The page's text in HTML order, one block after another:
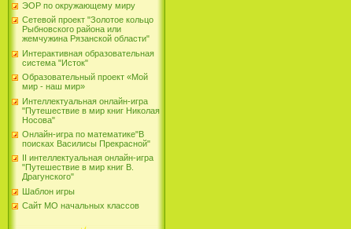
ЭОР по окружающему миру
Сетевой проект "Золотое кольцо
Рыбновского района или
жемчужина Рязанской области"
Интерактивная образовательная
система "Исток"
Образовательный проект «Мой
мир - наш мир»
Интеллектуальная онлайн-игра
"Путешествие в мир книг Николая
Носова"
Онлайн-игра по математике"В
поисках Василисы Прекрасной"
II интеллектуальная онлайн-игра
"Путешествие в мир книг В.
Драгунского"
Шаблон игры
Сайт МО начальных классов